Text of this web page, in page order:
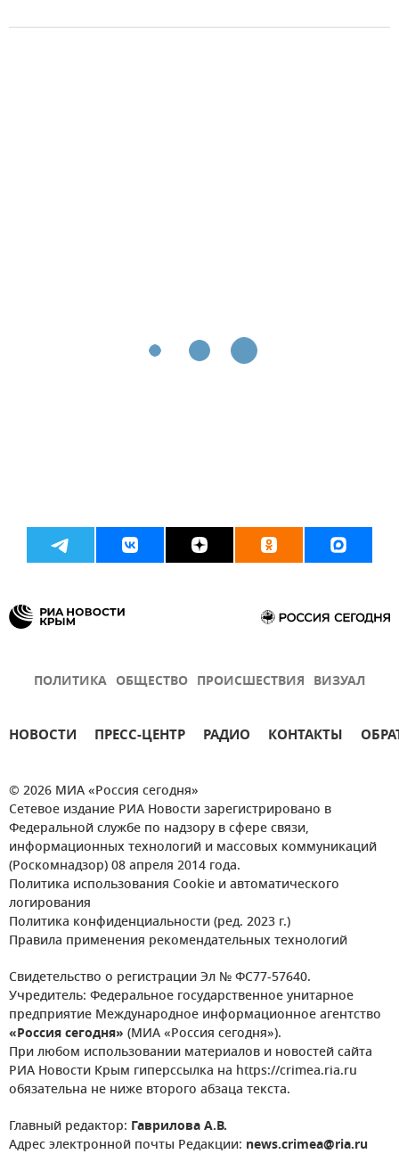
ПОЛИТИКА ОБЩЕСТВО ПРОИСШЕСТВИЯ ВИЗУАЛ
НОВОСТИ ПРЕСС-ЦЕНТР РАДИО КОНТАКТЫ
© 2026 МИА «Россия сегодня»
Сетевое издание РИА Новости зарегистрировано в
Федеральной службе по надзору в сфере связи,
информационных технологий и массовых коммуникаций
(Роскомнадзор) 08 апреля 2014 года.
Политика использования Cookie и автоматического
логирования
Политика конфиденциальности (ред. 2023 г.)
Правила применения рекомендательных технологий
Свидетельство о регистрации Эл № ФС77-57640.
Учредитель: Федеральное государственное унитарное
предприятие Международное информационное агентство
«Россия сегодня» (МИА «Россия сегодня»).
При любом использовании материалов и новостей сайта
РИА Новости Крым гиперссылка на https://crimea.ria.ru
обязательна не ниже второго абзаца текста.
Главный редактор: Гаврилова А.В.
Адрес электронной почты Редакции: news.crimea@ria.ru